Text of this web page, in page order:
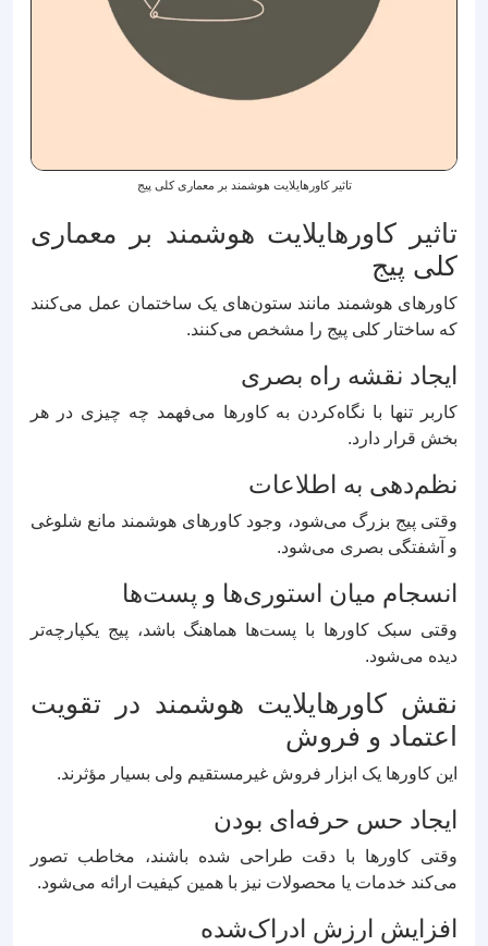
تاثیر کاورهایلایت هوشمند بر معماری کلی پیج
تاثیر کاورهایلایت هوشمند بر معماری
کلی پیج
کاورهای هوشمند مانند ستون‌های یک ساختمان عمل می‌کنند
که ساختار کلی پیج را مشخص می‌کنند.
ایجاد نقشه راه بصری
کاربر تنها با نگاه‌کردن به کاورها می‌فهمد چه چیزی در هر
بخش قرار دارد.
نظم‌دهی به اطلاعات
وقتی پیج بزرگ می‌شود، وجود کاورهای هوشمند مانع شلوغی
و آشفتگی بصری می‌شود.
انسجام میان استوری‌ها و پست‌ها
وقتی سبک کاورها با پست‌ها هماهنگ باشد، پیج یکپارچه‌تر
دیده می‌شود.
نقش کاورهایلایت هوشمند در تقویت
اعتماد و فروش
این کاورها یک ابزار فروش غیرمستقیم ولی بسیار مؤثرند.
ایجاد حس حرفه‌ای بودن
وقتی کاورها با دقت طراحی شده باشند، مخاطب تصور
می‌کند خدمات یا محصولات نیز با همین کیفیت ارائه می‌شود.
افزایش ارزش ادراک‌شده